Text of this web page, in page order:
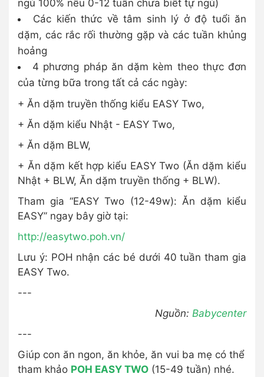
ngủ 100% nếu 0-12 tuần chưa biết tự ngủ)
Các kiến thức về tâm sinh lý ở độ tuổi ăn
dặm, các rắc rối thường gặp và các tuần khủng
hoảng
4 phương pháp ăn dặm kèm theo thực đơn
của từng bữa trong tất cả các ngày:
+ Ăn dặm truyền thống kiểu EASY Two,
+ Ăn dặm kiểu Nhật - EASY Two,
+ Ăn dặm BLW,
+ Ăn dặm kết hợp kiểu EASY Two (Ăn dặm kiểu
Nhật + BLW, Ăn dặm truyền thống + BLW).
Tham gia “EASY Two (12-49w): Ăn dặm kiểu
EASY” ngay bây giờ tại:
http://easytwo.poh.vn/
Lưu ý: POH nhận các bé dưới 40 tuần tham gia
EASY Two.
---
Nguồn: Babycenter
---
Giúp con ăn ngon, ăn khỏe, ăn vui ba mẹ có thể
tham khảo POH EASY TWO (15-49 tuần) nhé.